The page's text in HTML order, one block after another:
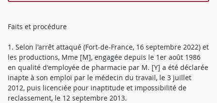
Faits et procédure
1. Selon l'arrêt attaqué (Fort-de-France, 16 septembre 2022) et
les productions, Mme [M], engagée depuis le 1er août 1986
en qualité d'employée de pharmacie par M. [Y] a été déclarée
inapte à son emploi par le médecin du travail, le 3 juillet
2012, puis licenciée pour inaptitude et impossibilité de
reclassement, le 12 septembre 2013.